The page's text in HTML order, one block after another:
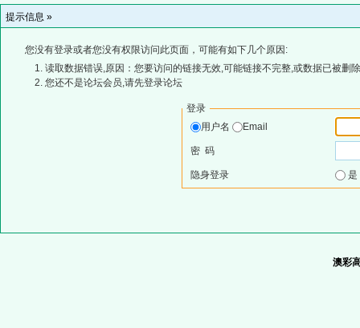
提示信息 »
您没有登录或者您没有权限访问此页面，可能有如下几个原因:
读取数据错误,原因：您要访问的链接无效,可能链接不完整,或数据已被删
您还不是论坛会员,请先登录论坛
登录
用户名
Email
密 码
隐身登录
澳彩